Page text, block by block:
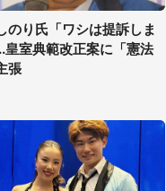
のり氏「ワシは提訴しま
皇室典範改正案に「憲法
張